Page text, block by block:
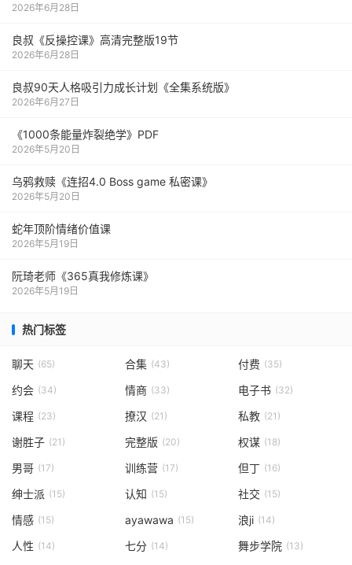
2026年6月28日
良叔《反操控课》高清完整版19节
2026年6月28日
良叔90天人格吸引力成长计划《全集系统版》
2026年6月27日
《1000‮能条‬‎量‮裂炸‬‎绝学》PDF
2026年5月20日
乌鸦救赎《连招4.0 Boss game 私密课》
2026年5月20日
蛇年顶阶情绪价值课
2026年5月19日
阮琦老师《365真我修炼课》
2026年5月19日
热门标签
聊天 (65) 合集 (43) 付费 (35)
约会 (34) 情商 (33) 电子书 (32)
课程 (23) 撩汉 (21) 私教 (21)
谢胜子 (21) 完整版 (20) 权谋 (18)
男哥 (17) 训练营 (17) 但丁 (16)
绅士派 (15) 认知 (15) 社交 (15)
情感 (15) ayawawa (15) 浪ji (14)
人性 (14) 七分 (14) 舞步学院 (13)